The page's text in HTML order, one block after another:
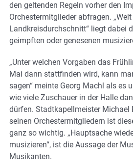
den geltenden Regeln vorher den
Orchestermitglieder abfragen.
Landkreisdurchschnitt“ liegt dabei
geimpften oder genesenen
„Unter welchen Vorgaben das
Mai dann stattfinden wird, kann
sagen“ meinte Georg Machl als es
wie viele Zuschauer in der Halle
dürfen. Stadtkapellmeister Michael
seinen Orchestermitgliedern ist
ganz so wichtig. „Hauptsache
musizieren“, ist die Aussage der
Musikanten.